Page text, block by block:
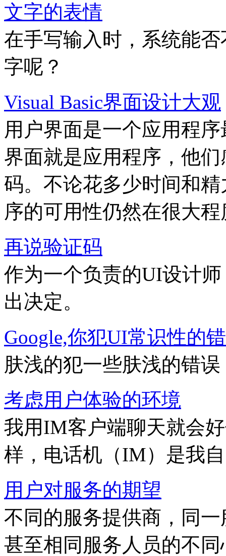
文字的表情
在手写输入时，系统能
字呢？
Visual Basic界面设计大观
用户界面是一个应用程
界面就是应用程序，他
码。不论花多少时间和
序的可用性仍然在很大
再说验证码
作为一个负责的UI设计
出决定。
Google,你犯UI常识性的
肤浅的犯一些肤浅的错误
考虑用户体验的环境
我用IM客户端聊天就会
样，电话机（IM）是我
用户对服务的期望
不同的服务提供商，同
甚至相同服务人员的不